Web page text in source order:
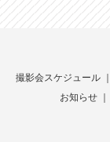
撮影会スケジュール
お知らせ｜